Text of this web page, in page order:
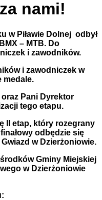
nami!
w Piławie Dolnej odbył
– MTB. Do
i zawodników.
i zawodniczek w
medale.
oraz Pani Dyrektor
tego etapu.
II etap, który rozegrany
odbędzie się
w Dzierżoniowie.
Gminy Miejskiej
w Dzierżoniowie